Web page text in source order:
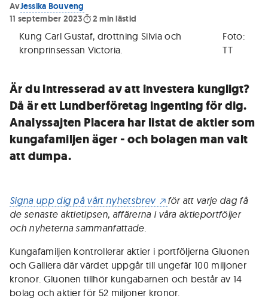
AvJessika Bouveng
11 september 2023
2 min lästid
Kung Carl Gustaf, drottning Silvia och
kronprinsessan Victoria.
Foto:
TT
Är du intresserad av att investera kungligt?
Då är ett Lundberföretag ingenting för dig.
Analyssajten Placera har listat de aktier som
kungafamiljen äger - och bolagen man valt
att dumpa.
Signa upp dig på vårt nyhetsbrev
för att varje dag få
de senaste aktietipsen, affärerna i våra aktieportföljer
och nyheterna sammanfattade.
Kungafamiljen kontrollerar aktier i portföljerna Gluonen
och Galliera där värdet uppgår till ungefär 100 miljoner
kronor. Gluonen tillhör kungabarnen och består av 14
bolag och aktier för 52 miljoner kronor.